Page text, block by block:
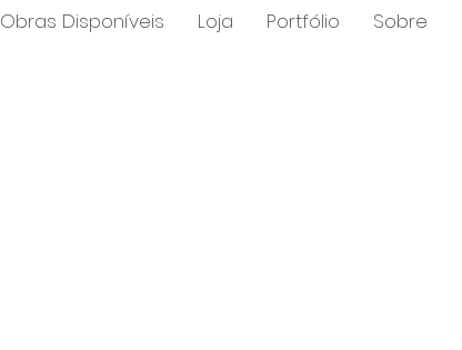
Obras Disponíveis Loja Portfólio Sobre